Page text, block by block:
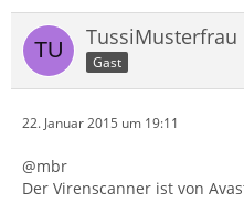
TussiMusterfrau
Gast
22. Januar 2015 um 19:11
@mbr
Der Virenscanner ist von